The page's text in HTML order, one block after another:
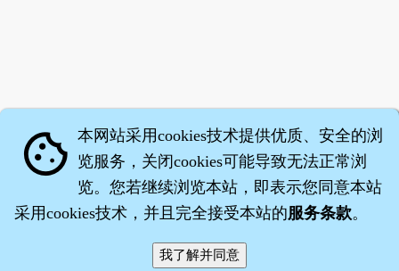
·沈药子©2008～2026
cookie 本网站采用cookies技术提供优质、安全的浏
览服务，关闭cookies可能导致无法正常浏
览。您若继续浏览本站，即表示您同意本站
采用cookies技术，并且完全接受本站的服务条款。